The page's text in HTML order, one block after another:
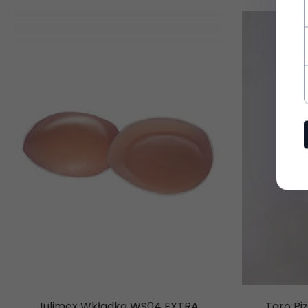
najnowsze
informacje o
Chcę zapisać się do